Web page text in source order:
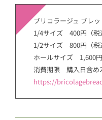
ブリコラージュ ブレッ
1/4サイズ 400円（税
1/2サイズ 800円（税
ホールサイズ 1,600円
消費期限 購入日含め
https://